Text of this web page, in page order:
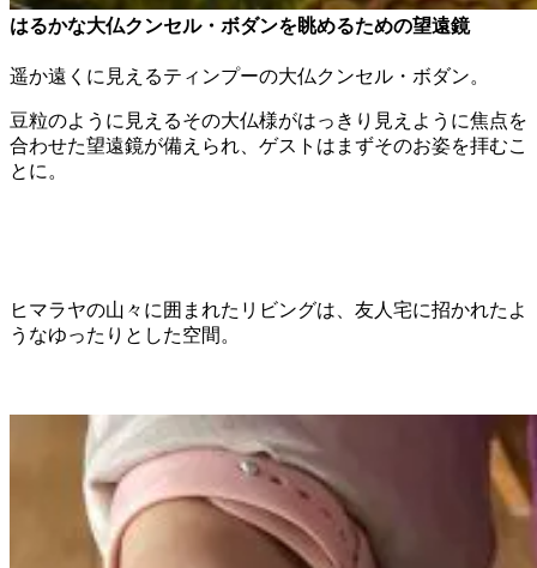
はるかな大仏クンセル・ボダンを眺めるための望遠鏡
遥か遠くに見えるティンプーの大仏クンセル・ボダン。
豆粒のように見えるその大仏様がはっきり見えように焦点を
合わせた望遠鏡が備えられ、ゲストはまずそのお姿を拝むこ
とに。
ヒマラヤの山々に囲まれたリビングは、友人宅に招かれたよ
うなゆったりとした空間。